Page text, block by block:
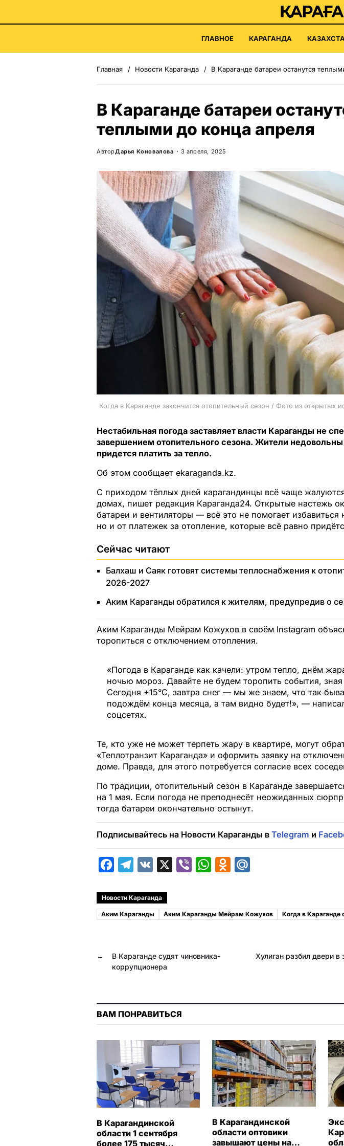
ГЛАВНОЕ КАРАГАНДА
Главная Новости Караганда В Караганде батареи останутся
В Караганде батареи
теплыми до конца апреля
АвторДарья Коновалова 3 апреля, 2025
Когда в Караганде закончится отопительный сезон / Фото из открытых
Нестабильная погода заставляет власти Караганды не
завершением отопительного сезона. Жители
придется платить за тепло.
Об этом сообщает ekaraganda.kz.
С приходом тёплых дней карагандинцы всё чаще
домах, пишет редакция Караганда24. Открытые настежь
батареи и вентиляторы — всё это не помогает избавиться
но и от платежек за отопление, которые всё равно
Сейчас читают
Балхаш и Саяк готовят системы теплоснабжения к
2026-2027
Аким Караганды обратился к жителям, предупредив о
Аким Караганды Мейрам Кожухов в своём Instagram
торопиться с отключением отопления.
«Погода в Караганде как качели: утром тепло, днём
ночью мороз. Давайте не будем торопить события,
Сегодня +15°С, завтра снег — мы же знаем, что так
подождём конца месяца, а там видно будет!», —
соцсетях.
Те, кто уже не может терпеть жару в квартире, могут
«Теплотранзит Караганда» и оформить заявку на
доме. Правда, для этого потребуется согласие всех
По традиции, отопительный сезон в Караганде
на 1 мая. Если погода не преподнесёт неожиданных
тогда батареи окончательно остынут.
Подписывайтесь на Новости Караганды в Telegram и
c
e
o
k
l
e
a
m
e
W
t
p
o
n
i
l
Новости Караганда
Аким Караганды Аким Караганды Мейрам Кожухов Когда в Караганде
←
В Караганде судят чиновника-
коррупционера
Хулиган разбил двери
ВАМ ПОНРАВИТЬСЯ
В Карагандинской
области 1 сентября
более 175 тысяч
В Карагандинской
области оптовики
завышают цены на